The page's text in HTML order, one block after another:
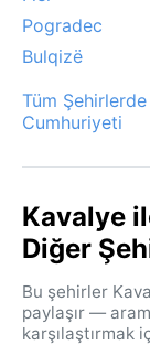
Pogradec
Bulqizë
Tüm
Cumhuriyeti
Kavalye
Diğer
Bu şehirler
paylaşır —
karşılaştırmak